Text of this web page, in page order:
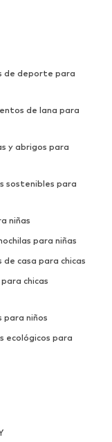
de deporte para
de lana para
y abrigos para
sostenibles para
niñas
para niñas
casa para chicas
chicas
para niños
ecológicos para